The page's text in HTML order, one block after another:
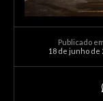
Publicado
18 de junho de